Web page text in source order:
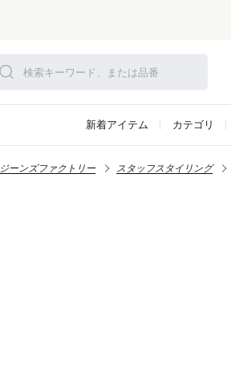
新着アイテム カテゴリ
ジーンズファクトリー スタッフスタイリング